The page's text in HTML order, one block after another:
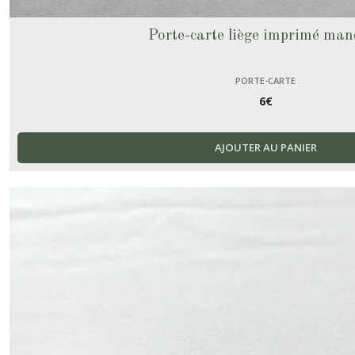
Porte-carte liège imprimé
PORTE-CARTE
6€
AJOUTER AU PANIER